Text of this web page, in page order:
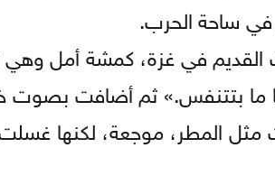
في ساحة الحرب.
القديم في غزة، كمشة أمل
ما بتتنفس.» ثم أضافت بصوت
مثل المطر، موجعة، لكنها